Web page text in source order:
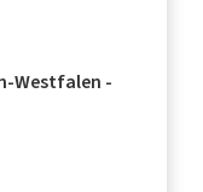
Westfalen -